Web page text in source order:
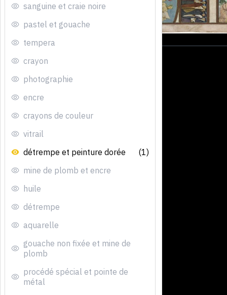
sanguine et craie noire
pastel et gouache
tempera
crayon
photographie
encre
crayons de couleur
vitrail
détrempe et peinture dorée
(1)
mine de plomb et encre
huile
détrempe
aquarelle
gouache non fixée et mine de
plomb
procédé spécial et pointe de
métal